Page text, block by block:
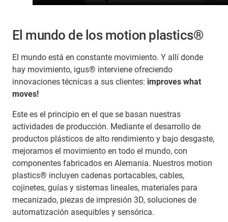
El mundo de los motion plastics®
El mundo está en constante movimiento. Y allí donde
hay movimiento, igus® interviene ofreciendo
innovaciones técnicas a sus clientes: improves what
moves!
Este es el principio en el que se basan nuestras
actividades de producción. Mediante el desarrollo de
productos plásticos de alto rendimiento y bajo desgaste,
mejoramos el movimiento en todo el mundo, con
componentes fabricados en Alemania. Nuestros motion
plastics® incluyen cadenas portacables, cables,
cojinetes, guías y sistemas lineales, materiales para
mecanizado, piezas de impresión 3D, soluciones de
automatización asequibles y sensórica.